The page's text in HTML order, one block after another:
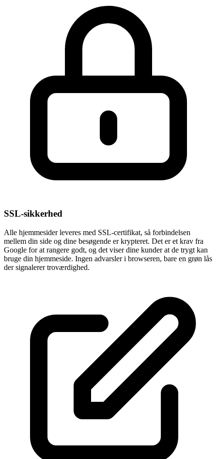
SSL-sikkerhed
Alle hjemmesider leveres med SSL-certifikat, så forbindelsen
mellem din side og dine besøgende er krypteret. Det er et krav fra
Google for at rangere godt, og det viser dine kunder at de trygt kan
bruge din hjemmeside. Ingen advarsler i browseren, bare en grøn lås
der signalerer troværdighed.